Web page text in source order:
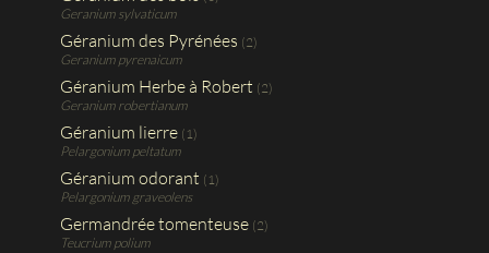
Geranium sylvaticum
Géranium des Pyrénées (2)
Geranium pyrenaicum
Géranium Herbe à Robert (2)
Geranium robertianum
Géranium lierre (1)
Pelargonium peltatum
Géranium odorant (1)
Pelargonium graveolens
Germandrée tomenteuse (2)
Teucrium polium